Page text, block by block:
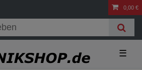
0,00 €
☰